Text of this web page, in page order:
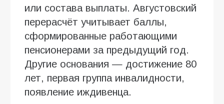
или состава выплаты. Августовский
перерасчёт учитывает баллы,
сформированные работающими
пенсионерами за предыдущий год.
Другие основания — достижение 80
лет, первая группа инвалидности,
появление иждивенца.